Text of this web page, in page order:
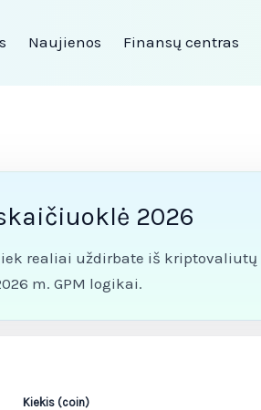
Naujienos Finansų centras
2026
realiai uždirbate iš kriptovaliutų
m. GPM logikai.
Kiekis (coin)